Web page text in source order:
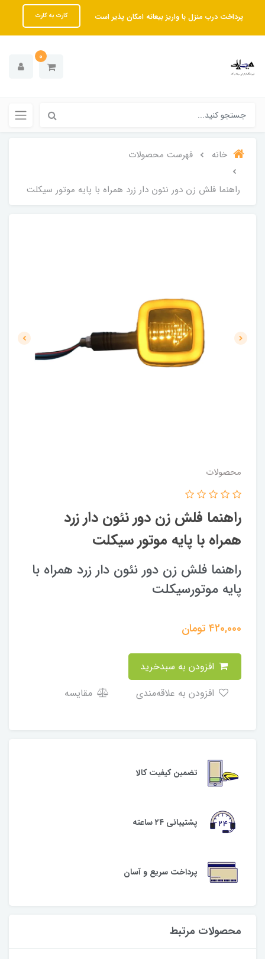
پرداخت درب منزل با واریز بیعانه امکان پذیر است کارت به کارت
0
خانه فهرست محصولات
راهنما فلش زن دور نئون دار زرد همراه با پایه موتور سیکلت
محصولات
راهنما فلش زن دور نئون دار زرد
همراه با پایه موتور سیکلت
راهنما فلش زن دور نئون دار زرد همراه با
پایه موتورسیکلت
420,000تومان
مقایسه
تضمین کیفیت کالا
پشتیبانی ۲۴ ساعته
پرداخت سریع و آسان
محصولات مرتبط